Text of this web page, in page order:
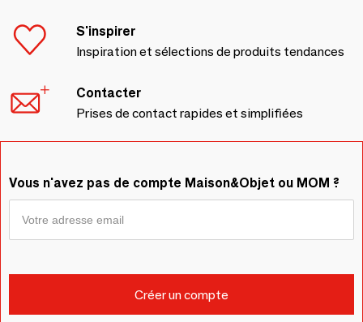
S'inspirer
Inspiration et sélections de produits tendances
Contacter
Prises de contact rapides et simplifiées
Vous n'avez pas de compte Maison&Objet ou MOM ?